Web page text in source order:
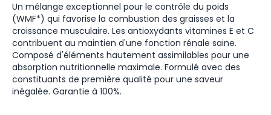
Un mélange exceptionnel pour le contrôle du poids
(WMF*) qui favorise la combustion des graisses et la
croissance musculaire. Les antioxydants vitamines E et C
contribuent au maintien d'une fonction rénale saine.
Composé d'éléments hautement assimilables pour une
absorption nutritionnelle maximale. Formulé avec des
constituants de première qualité pour une saveur
inégalée. Garantie à 100%.